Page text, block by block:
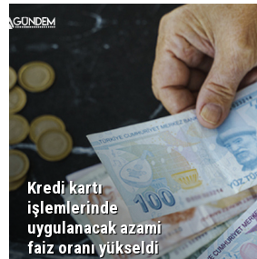
Kredi kartı
işlemlerinde
uygulanacak azami
faiz oranı yükseldi